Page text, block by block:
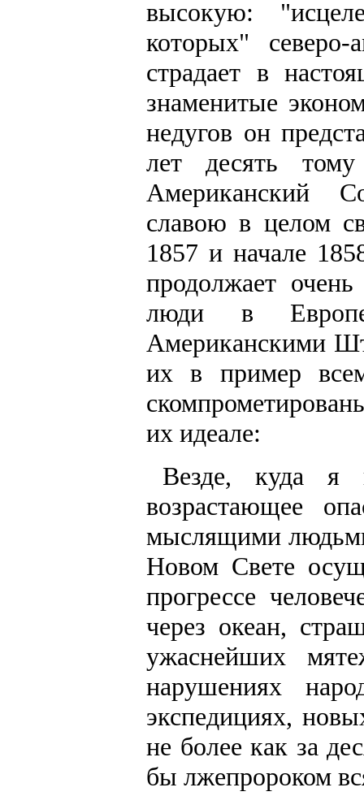
высокую:
которых" северо-
страдает в
знаменитые
недугов он
лет десять
Американский
славою в целом
1857 и начале
продолжает
люди в
Американскими
их в пример
их идеале:
Везде, куда я
возрастающее
мыслящими
Новом Свете
прогрессе
через океан,
ужаснейших
нарушениях
экспедициях,
не более как за
бы лжепророком